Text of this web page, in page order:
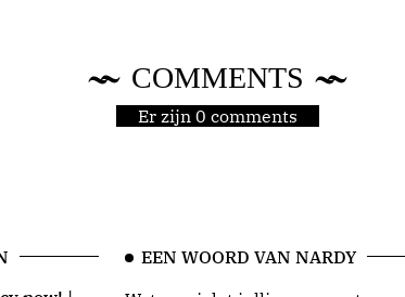
COMMENTS
Er zijn 0 comments
EEN WOORD VAN NARDY